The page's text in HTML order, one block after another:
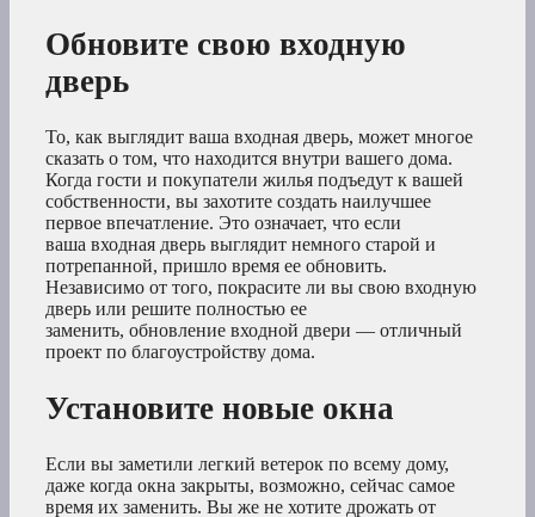
Обновите свою входную
дверь
То, как выглядит ваша входная дверь, может многое
сказать о том, что находится внутри вашего дома.
Когда гости и покупатели жилья подъедут к вашей
собственности, вы захотите создать наилучшее
первое впечатление. Это означает, что если
ваша входная дверь выглядит немного старой и
потрепанной, пришло время ее обновить.
Независимо от того, покрасите ли вы свою входную
дверь или решите полностью ее
заменить, обновление входной двери — отличный
проект по благоустройству дома.
Установите новые окна
Если вы заметили легкий ветерок по всему дому,
даже когда окна закрыты, возможно, сейчас самое
время их заменить. Вы же не хотите дрожать от